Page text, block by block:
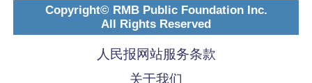
Copyright© RMB Public Foundation Inc.
All Rights Reserved
人民报网站服务条款
关于我们